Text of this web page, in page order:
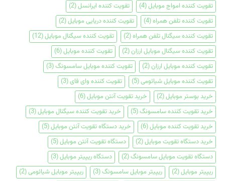
تقویت کننده امواج موبایل(4) تقویت کننده ایرانسل(2)
تقویت کننده تلفن همراه(4) تقویت کننده دریایی موبایل(2)
تقویت کننده سیگنال تلفن همراه(2) تقویت کننده سیگنال موبایل(12)
تقویت کننده سیگنال موبایل ارزان(2) تقویت کننده موبایل(6)
تقویت کننده موبایل ارزان(2) تقویت کننده موبایل سامسونگ(3)
تقویت کننده موبایل شیائومی(5) تقویت کننده وای فای(3)
خرید بوستر موبایل(2) خرید تقویت آنتن موبایل(6)
خرید تقویت کننده سامسونگ(5) خرید تقویت کننده سیگنال موبایل(3)
خرید تقویت کننده موبایل(6) خرید دستگاه تقویت آنتن موبایل(5)
خرید دستگاه تقویت موبایل(2) دستگاه تقویت آنتن موبایل(5)
دستگاه تقویت موبایل سامسونگ(2) دستگاه ریپیتر موبایل(3)
ریپیتر موبایل(2) ریپیتر موبایل سامسونگ(3) ریپیتر موبایل شیائومی(2)